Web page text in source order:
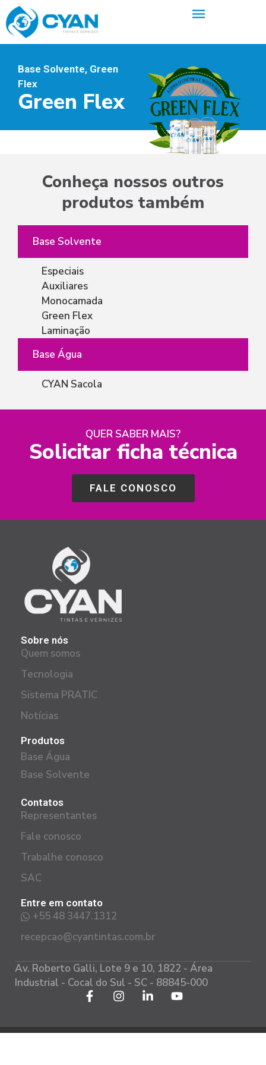
Base Solvente, Green
Flex
Green Flex
Conheça nossos outros
produtos também
Base Solvente
Especiais
Auxiliares
Monocamada
Green Flex
Laminação
Base Água
CYAN Sacola
QUER SABER MAIS?
Solicitar ficha técnica
FALE CONOSCO
Sobre nós
Quem somos
Tecnologia
Sistema PRATIC
Notícias
Produtos
Base Água
Base Solvente
Contatos
Representantes
Fale conosco
Trabalhe conosco
SAC
Entre em contato
+55 48 3447.1312
recepcao@cyantintas.com.br
Av. Roberto Galli, Lote 9 e 10, 1822 - Área
Industrial - Cocal do Sul - SC - 88845-000